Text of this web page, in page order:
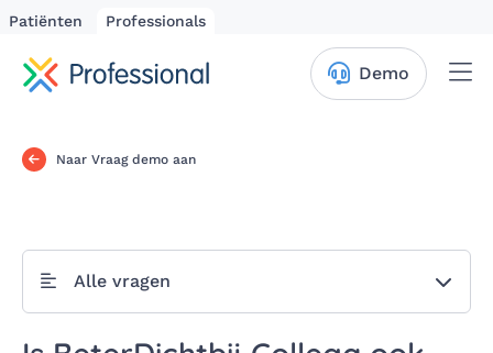
Patiënten Professionals
Demo
Naar Vraag demo aan
Alle vragen